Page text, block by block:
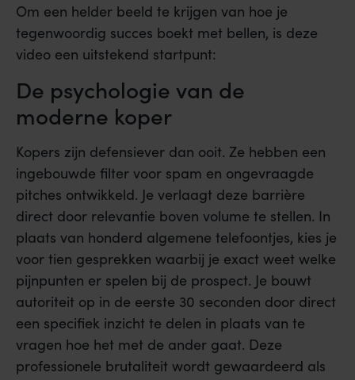
Om een helder beeld te krijgen van hoe je
tegenwoordig succes boekt met bellen, is deze
video een uitstekend startpunt:
De psychologie van de
moderne koper
Kopers zijn defensiever dan ooit. Ze hebben een
ingebouwde filter voor spam en ongevraagde
pitches ontwikkeld. Je verlaagt deze barrière
direct door relevantie boven volume te stellen. In
plaats van honderd algemene telefoontjes, kies je
voor tien gesprekken waarbij je exact weet welke
pijnpunten er spelen bij de prospect. Je bouwt
autoriteit op in de eerste 30 seconden door direct
een specifiek inzicht te delen in plaats van te
vragen hoe het met de ander gaat. Deze
professionele brutaliteit wordt gewaardeerd als